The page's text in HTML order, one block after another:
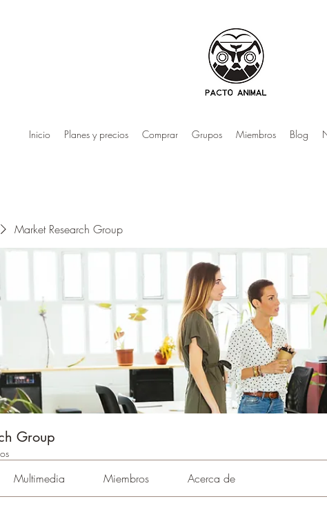
Inicio Planes y precios Comprar Grupos Miembros Blog
Market Research Group
Group
Multimedia Miembros Acerca de